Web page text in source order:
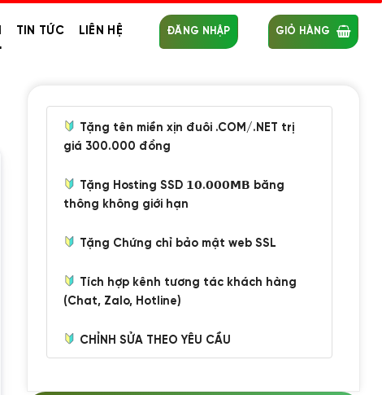
TIN TỨC LIÊN HỆ ĐĂNG NHẬP GIỎ HÀNG
Tặng tên miền xịn đuôi .COM/.NET trị
giá 300.000 đồng
Tặng Hosting SSD 𝟭𝟬.𝟬𝟬𝟬𝗠𝗕 băng
thông không giới hạn
Tặng Chứng chỉ bảo mật web SSL
Tích hợp kênh tương tác khách hàng
(Chat, Zalo, Hotline)
CHỈNH SỬA THEO YÊU CẦU